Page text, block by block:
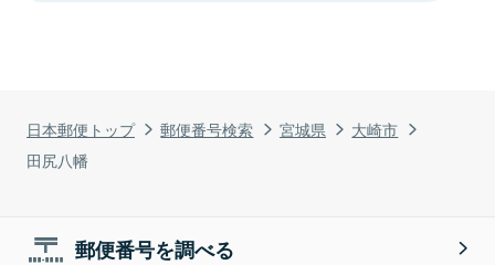
日本郵便トップ 郵便番号検索 宮城県
大崎市
田尻八幡
郵便番号を調べる